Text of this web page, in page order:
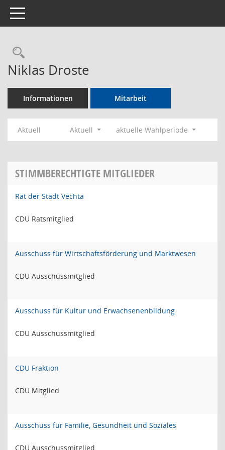
Toggle navigation
Rechercheauswahl
Niklas Droste
Informationen Mitarbeit
Aktuell Aktuell aktuelle Wahlperiode
STIMMBERECHTIGTE MITGLIEDER
Rat der Stadt Vechta
CDU Ratsmitglied
Ausschuss für Wirtschaftsförderung und Marktwesen
CDU Ausschussmitglied
Ausschuss für Kultur und Erwachsenenbildung
CDU Ausschussmitglied
CDU Fraktion
CDU Mitglied
Ausschuss für Familie, Gesundheit und Soziales
CDU Ausschussmitglied